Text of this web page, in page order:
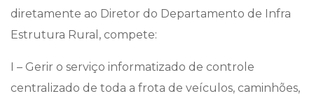
diretamente ao Diretor do Departamento de Infra
Estrutura Rural, compete:
I – Gerir o serviço informatizado de controle
centralizado de toda a frota de veículos, caminhões,